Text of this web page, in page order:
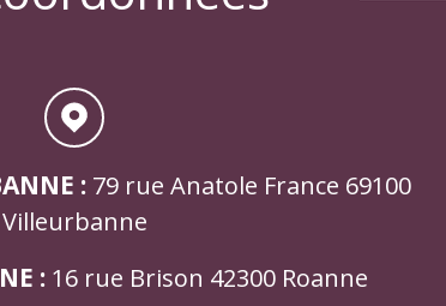
: 79 rue Anatole France 69100
Villeurbanne
: 16 rue Brison 42300 Roanne